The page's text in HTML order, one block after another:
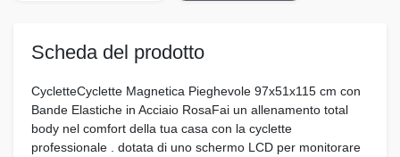
Scheda del prodotto
CycletteCyclette Magnetica Pieghevole 97x51x115 cm con
Bande Elastiche in Acciaio RosaFai un allenamento total
body nel comfort della tua casa con la cyclette
professionale . dotata di uno schermo LCD per monitorare